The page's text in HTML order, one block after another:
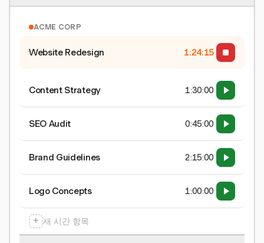
ACME CORP
Website Redesign 1:24:15
Content Strategy 1:30:00
SEO Audit 0:45:00
Brand Guidelines 2:15:00
Logo Concepts 1:00:00
+ 새 시간 항목